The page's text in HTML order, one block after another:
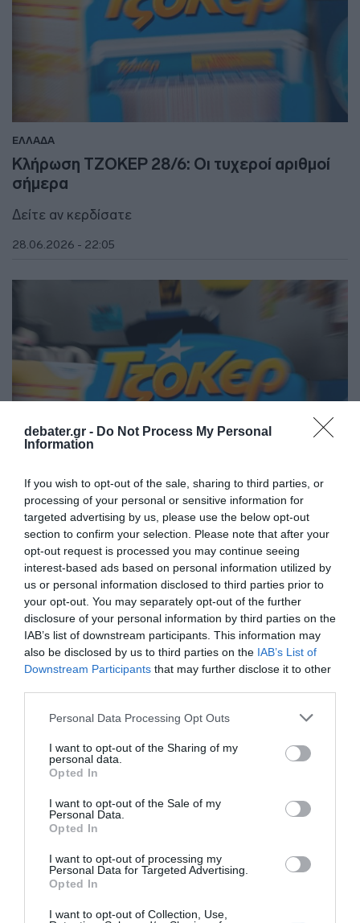
debater.gr - Do Not Process My Personal
Information
If you wish to opt-out of the sale, sharing to third parties, or
processing of your personal or sensitive information for
targeted advertising by us, please use the below opt-out
section to confirm your selection. Please note that after your
opt-out request is processed you may continue seeing
interest-based ads based on personal information utilized by
us or personal information disclosed to third parties prior to
your opt-out. You may separately opt-out of the further
disclosure of your personal information by third parties on the
IAB’s list of downstream participants. This information may
also be disclosed by us to third parties on the IAB’s List of
Downstream Participants that may further disclose it to other
Please note that this website/app uses one or more Google
not limited to your visit or usage behaviour. You may click to
grant or deny consent to Google and its third-party tags to
use your data for below specified purposes in below Google
consent section.
Personal Data Processing Opt Outs
I want to opt-out of the Sharing of my
personal data.
Opted In
I want to opt-out of the Sale of my
Personal Data.
Opted In
I want to opt-out of processing my
Personal Data for Targeted Advertising.
Opted In
I want to opt-out of Collection, Use,
ΕΛΛΑΔΑ
Κλήρωση ΤΖΟΚΕΡ 28/6: Οι τυχεροί αριθμοί
σήμερα
Δείτε αν κερδίσατε
28.06.2026 - 22:05
ΕΛΛΑΔΑ
Κλήρωση ΤΖΟΚΕΡ 25/6: Οι τυχεροί αριθμοί
σήμερα
Δείτε αν κερδίσατε
25.06.2026 - 22:08